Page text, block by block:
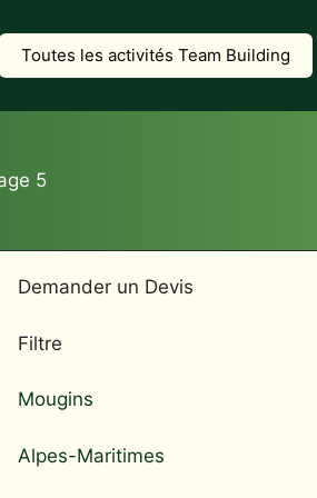
Toutes les activités Team Building
5
Demander un Devis
Filtre
Mougins
Alpes-Maritimes